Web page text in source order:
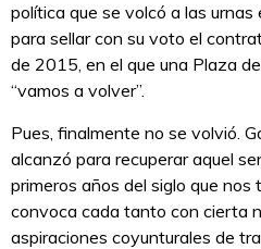
política que se volcó a las
para sellar con su voto el
de 2015, en el que una Plaza
“vamos a volver”.
Pues, finalmente no se volvió.
alcanzó para recuperar aquel
primeros años del siglo que nos
convoca cada tanto con cierta
aspiraciones coyunturales de